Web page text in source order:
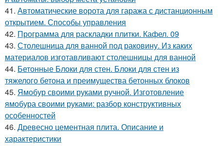
41. Автоматические ворота для гаража с дистанционным
открытием. Способы управления
42. Программа для раскладки плитки. Кафел. 09
43. Столешница для ванной под раковину. Из каких
материалов изготавливают столешницы для ванной
44. Бетонные Блоки для стен. Блоки для стен из
тяжелого бетона и преимущества бетонных блоков
45. Ямобур своими руками ручной. Изготовление
ямобура своими руками: разбор конструктивных
особенностей
46. Древесно цементная плита. Описание и
характеристики